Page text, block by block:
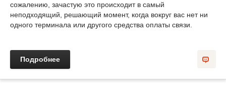
сожалению, зачастую это происходит в самый
неподходящий, решающий момент, когда вокруг вас нет ни
одного терминала или другого средства оплаты связи.
Подробнее